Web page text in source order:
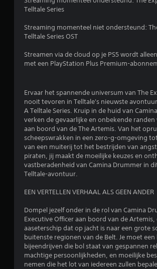
Telltale Series
Streaming momenteel niet ondersteund:
Telltale Series OST
Streamen via de cloud op je PS5 wordt
met een PlayStation Plus Premium-
Ervaar het spannende universum van The
nooit tevoren in Telltale's nieuwste
A Telltale Series. Kruip in de huid van
verken de gevaarlijke en onbekende randen
aan boord van de The Artemis. Van het
scheepswrakken in een zero-g-omgeving
van een muiterij tot het bestrijden van
piraten, jij maakt de moeilijke keuzes en
vastberadenheid van Camina Drummer in
Telltale-avontuur.
EEN VERTELLEN VERHAAL ALS GEEN ANDER
Dompel jezelf onder in de rol van Camina
Executive Officer aan boord van de Artemis,
aaseterschip dat op jacht is naar een grote
buitenste regionen van de Belt. Je moet
bijeendrijven die bol staat van gespannen
machtige persoonlijkheden, en moeilijke
nemen die het lot van iedereen zullen